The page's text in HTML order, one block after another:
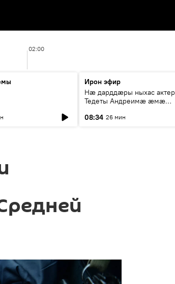
02:00
Ирон эфир
Нæ дарддæры ныхас актер
Тедеты Андреимæ æмæ
хæст цыди"
08:34 26 мин